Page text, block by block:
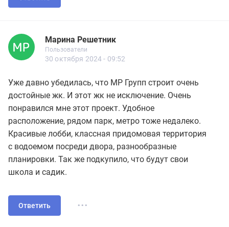
Марина Решетник
Марина Решетник
Пользователи
Новичок
Пользователи
8 сообщений
30 октября 2024 - 09:52
Уже давно убедилась, что МР Групп строит очень
достойные жк. И этот жк не исключение. Очень
понравился мне этот проект. Удобное
расположение, рядом парк, метро тоже недалеко.
Красивые лобби, классная придомовая территория
с водоемом посреди двора, разнообразные
планировки. Так же подкупило, что будут свои
школа и садик.
Ответить ...